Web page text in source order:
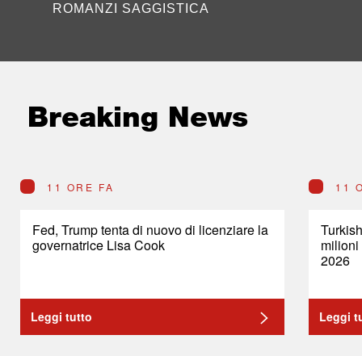
ROMANZI SAGGISTICA
Breaking News
11 ORE FA
Fed, Trump tenta di nuovo di licenziare la
governatrice Lisa Cook
Leggi tutto
11
2026
Leggi